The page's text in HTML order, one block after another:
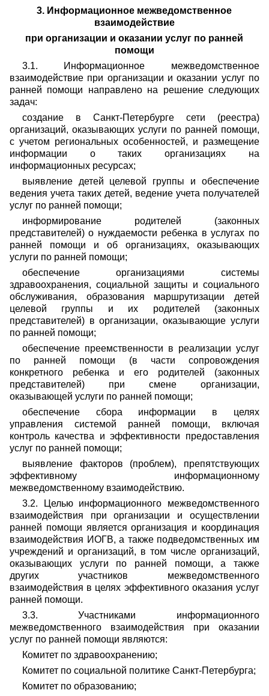
3. Информационное межведомственное
взаимодействие
при организации и оказании услуг по ранней
помощи
3.1. Информационное межведомственное
взаимодействие при организации и оказании услуг по
ранней помощи направлено на решение следующих
задач:
создание в Санкт-Петербурге сети (реестра)
организаций, оказывающих услуги по ранней помощи,
с учетом региональных особенностей, и размещение
информации о таких организациях на
информационных ресурсах;
выявление детей целевой группы и обеспечение
ведения учета таких детей, ведение учета получателей
услуг по ранней помощи;
информирование родителей (законных
представителей) о нуждаемости ребенка в услугах по
ранней помощи и об организациях, оказывающих
услуги по ранней помощи;
обеспечение организациями системы
здравоохранения, социальной защиты и социального
обслуживания, образования маршрутизации детей
целевой группы и их родителей (законных
представителей) в организации, оказывающие услуги
по ранней помощи;
обеспечение преемственности в реализации услуг
по ранней помощи (в части сопровождения
конкретного ребенка и его родителей (законных
представителей) при смене организации,
оказывающей услуги по ранней помощи;
обеспечение сбора информации в целях
управления системой ранней помощи, включая
контроль качества и эффективности предоставления
услуг по ранней помощи;
выявление факторов (проблем), препятствующих
эффективному информационному
межведомственному взаимодействию.
3.2. Целью информационного межведомственного
взаимодействия при организации и осуществлении
ранней помощи является организация и координация
взаимодействия ИОГВ, а также подведомственных им
учреждений и организаций, в том числе организаций,
оказывающих услуги по ранней помощи, а также
других участников межведомственного
взаимодействия в целях эффективного оказания услуг
ранней помощи.
3.3. Участниками информационного
межведомственного взаимодействия при оказании
услуг по ранней помощи являются:
Комитет по здравоохранению;
Комитет по социальной политике Санкт-Петербурга;
Комитет по образованию;